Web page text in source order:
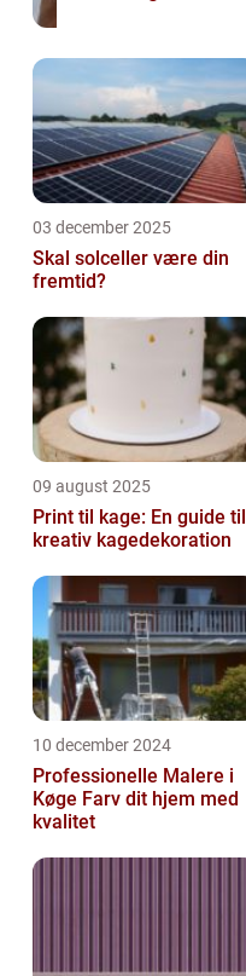
03 december 2025
Skal solceller være din
fremtid?
09 august 2025
Print til kage: En guide til
kreativ kagedekoration
10 december 2024
Professionelle Malere i
Køge Farv dit hjem med
kvalitet